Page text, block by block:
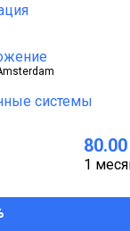
системы
1